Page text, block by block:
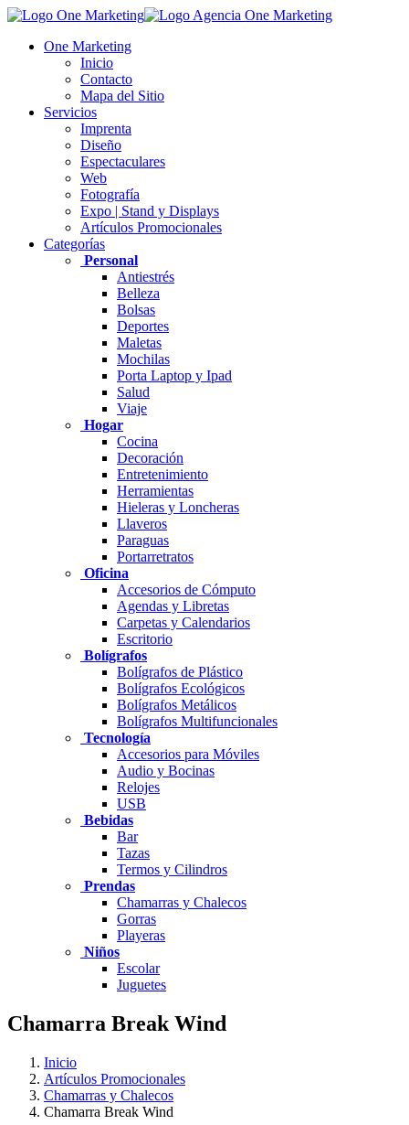
One Marketing
Inicio
Contacto
Mapa del Sitio
Servicios
Imprenta
Diseño
Espectaculares
Web
Fotografía
Expo | Stand y Displays
Artículos Promocionales
Categorías
Personal
Antiestrés
Belleza
Bolsas
Deportes
Maletas
Mochilas
Porta Laptop y Ipad
Salud
Viaje
Hogar
Cocina
Decoración
Entretenimiento
Herramientas
Hieleras y Loncheras
Llaveros
Paraguas
Portarretratos
Oficina
Accesorios de Cómputo
Agendas y Libretas
Carpetas y Calendarios
Escritorio
Bolígrafos
Bolígrafos de Plástico
Bolígrafos Ecológicos
Bolígrafos Metálicos
Bolígrafos Multifuncionales
Tecnología
Accesorios para Móviles
Audio y Bocinas
Relojes
USB
Bebidas
Bar
Tazas
Termos y Cilindros
Prendas
Chamarras y Chalecos
Gorras
Playeras
Niños
Escolar
Juguetes
Chamarra Break Wind
Inicio
Artículos Promocionales
Chamarras y Chalecos
Chamarra Break Wind